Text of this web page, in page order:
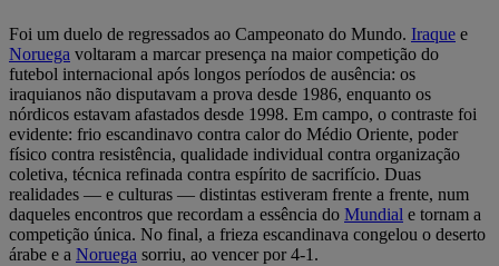
Foi um duelo de regressados ao Campeonato do Mundo. Iraque e
Noruega voltaram a marcar presença na maior competição do
futebol internacional após longos períodos de ausência: os
iraquianos não disputavam a prova desde 1986, enquanto os
nórdicos estavam afastados desde 1998. Em campo, o contraste foi
evidente: frio escandinavo contra calor do Médio Oriente, poder
físico contra resistência, qualidade individual contra organização
coletiva, técnica refinada contra espírito de sacrifício. Duas
realidades — e culturas — distintas estiveram frente a frente, num
daqueles encontros que recordam a essência do Mundial e tornam a
competição única. No final, a frieza escandinava congelou o deserto
árabe e a Noruega sorriu, ao vencer por 4-1.